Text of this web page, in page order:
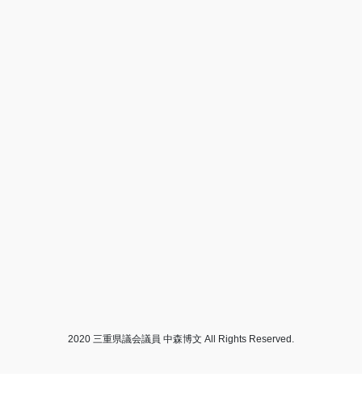
2020 三重県議会議員 中森博文 All Rights Reserved.